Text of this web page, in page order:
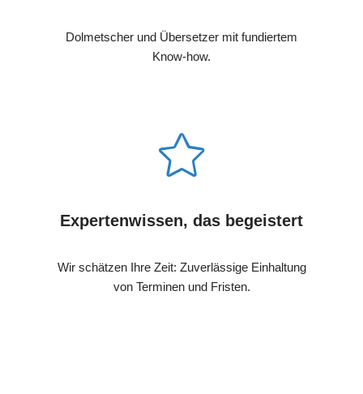
Dolmetscher und Übersetzer mit fundiertem
Know-how.
Expertenwissen, das begeistert
Wir schätzen Ihre Zeit: Zuverlässige Einhaltung
von Terminen und Fristen.